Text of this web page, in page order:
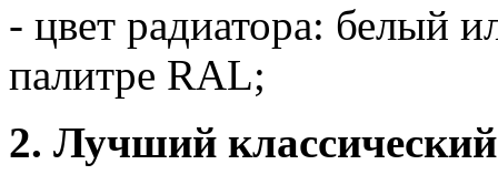
- цвет радиатора: белый
палитре RAL;
2. Лучший